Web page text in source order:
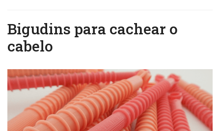
Bigudins para cachear o
cabelo